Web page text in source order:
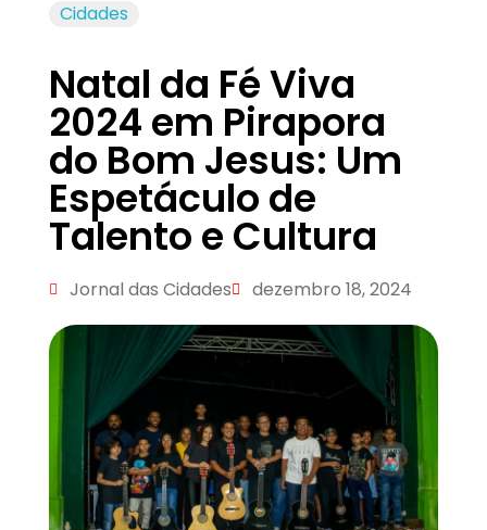
Cidades
Natal da Fé Viva
2024 em Pirapora
do Bom Jesus: Um
Espetáculo de
Talento e Cultura
Jornal das Cidades dezembro 18, 2024